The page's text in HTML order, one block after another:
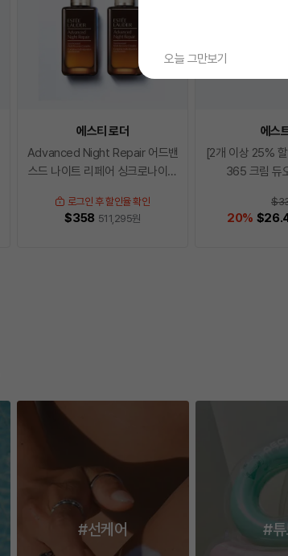
에스티 로더
Advanced Night Repair 어드밴
스드 나이트 리페어 싱크로나이즈
로그인 후 할인율 확인
$358 511,295원
에스
[2개 이상 25%
365 크림 듀
20%
#선케어 #
오늘 그만보기